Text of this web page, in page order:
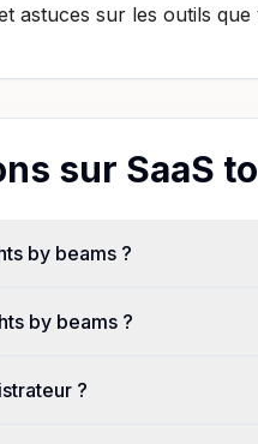
astuces sur les outils
sur SaaS
by beams ?
by beams ?
?